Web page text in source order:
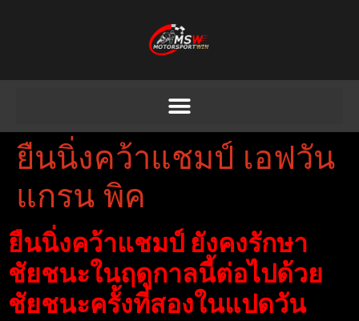
ยืนนิ่งคว้าแชมป์ เอฟวัน
แกรน พิค
ยืนนิ่งคว้าแชมป์ ยังคงรักษา
ชัยชนะในฤดูกาลนี้ต่อไปด้วย
ชัยชนะครั้งที่สองในแปดวัน